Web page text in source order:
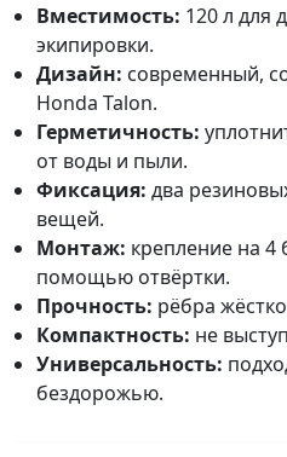
Вместимость: 120 л для
экипировки.
Дизайн: современный,
Honda Talon.
Герметичность:
от воды и пыли.
Фиксация: два
вещей.
Монтаж: крепление на 4
помощью отвёртки.
Прочность: рёбра
Компактность: не
Универсальность:
бездорожью.